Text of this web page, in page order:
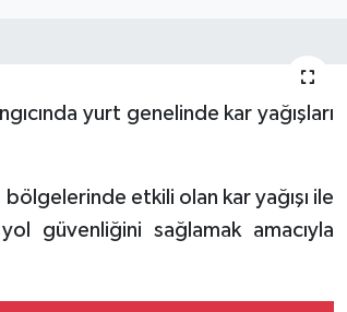
yurt genelinde kar yağışları
etkili olan kar yağışı ile
güvenliğini sağlamak amacıyla